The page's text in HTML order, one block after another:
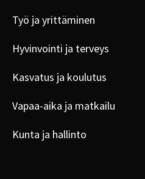
Työ ja yrittäminen
Hyvinvointi ja terveys
Kasvatus ja koulutus
Vapaa-aika ja matkailu
Kunta ja hallinto